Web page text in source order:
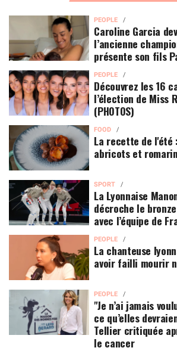
PEOPLE
Caroline Garcia
l’ancienne
présente son fils
PEOPLE
Découvrez les 16
l’élection de Miss
(PHOTOS)
FOOD
La recette de l'été
abricots et romarin
SPORT
La Lyonnaise
décroche le
avec l’équipe de
PEOPLE
La chanteuse
avoir failli mourir
PEOPLE
"Je n’ai jamais
ce qu’elles
Tellier critiquée
le cancer